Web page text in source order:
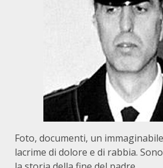
Foto, documenti, un
lacrime di dolore e di rabbia.